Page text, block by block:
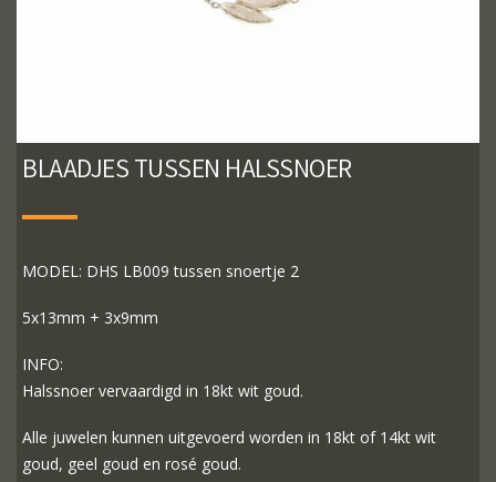
BLAADJES TUSSEN HALSSNOER
MODEL: DHS LB009 tussen snoertje 2
5x13mm + 3x9mm
INFO:
Halssnoer vervaardigd in 18kt wit goud.
Alle juwelen kunnen uitgevoerd worden in 18kt of 14kt wit
goud, geel goud en rosé goud.